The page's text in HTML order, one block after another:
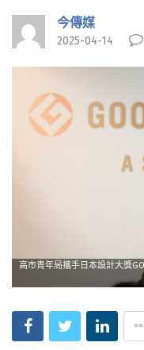
今傳媒
2025-04-14
高市青年局攜手日本設計大獎